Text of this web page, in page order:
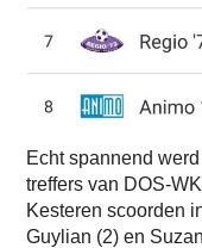
Echt spannend
treffers van DOS-
Kesteren scoorden
Guylian (2) en